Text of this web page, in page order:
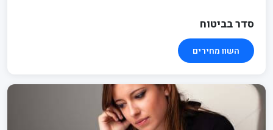
סדר בביטוח
השוו מחירים